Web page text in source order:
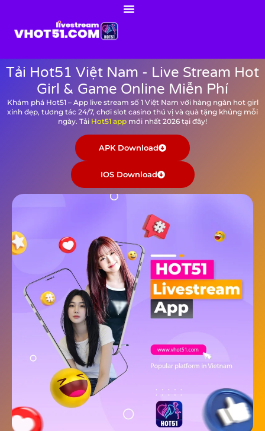
Tải Hot51 Việt Nam - Live Stream Hot
Girl & Game Online Miễn Phí
Khám phá Hot51 – App live stream số 1 Việt Nam với hàng ngàn hot girl
xinh đẹp, tương tác 24/7, chơi slot casino thú vị và quà tặng khủng mỗi
ngày. Tải Hot51 app mới nhất 2026 tại đây!
APK Download
IOS Download